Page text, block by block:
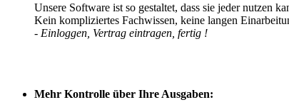
Unsere Software ist so gestaltet, dass sie jeder nutzen
Kein kompliziertes Fachwissen, keine langen
- Einloggen, Vertrag eintragen, fertig !
Mehr Kontrolle über Ihre Ausgaben: